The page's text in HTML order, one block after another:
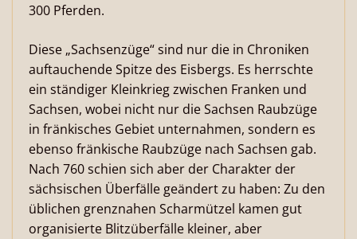
300 Pferden.
Diese „Sachsenzüge“ sind nur die in Chroniken
auftauchende Spitze des Eisbergs. Es herrschte
ein ständiger Kleinkrieg zwischen Franken und
Sachsen, wobei nicht nur die Sachsen Raubzüge
in fränkisches Gebiet unternahmen, sondern es
ebenso fränkische Raubzüge nach Sachsen gab.
Nach 760 schien sich aber der Charakter der
sächsischen Überfälle geändert zu haben: Zu den
üblichen grenznahen Scharmützel kamen gut
organisierte Blitzüberfälle kleiner, aber